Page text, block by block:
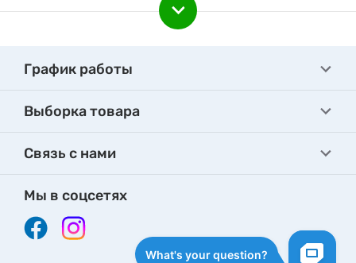
График работы
Выборка товара
Связь с нами
Мы в соцсетях